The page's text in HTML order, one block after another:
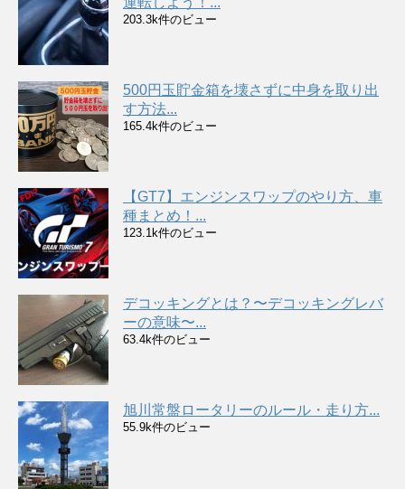
203.3k件のビュー
500円玉貯金箱を壊さずに中身を取り出
す方法...
165.4k件のビュー
【GT7】エンジンスワップのやり方、車
種まとめ！...
123.1k件のビュー
デコッキングとは？〜デコッキングレバ
ーの意味〜...
63.4k件のビュー
旭川常盤ロータリーのルール・走り方...
55.9k件のビュー